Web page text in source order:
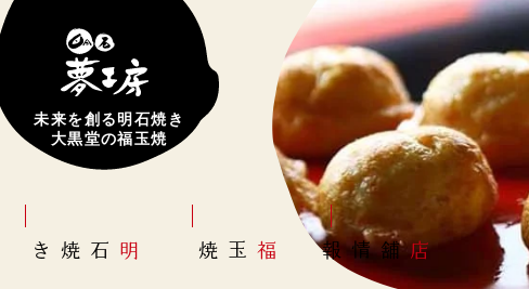
未来を創る明石焼き
大黒堂の福玉焼
明石焼き 福玉焼 店舗情報